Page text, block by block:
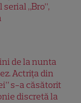
„Bro”,
de la nunta
Actrița din
s-a căsătorit
discretă la